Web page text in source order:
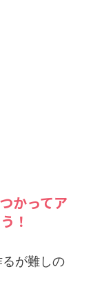
かってア
！
るが難しの